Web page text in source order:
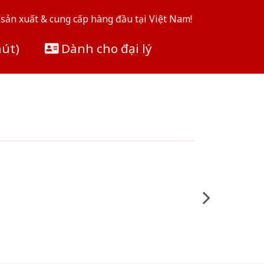
xuất & cung cấp hàng đầu tại Việt Nam!
Dành cho đại lý